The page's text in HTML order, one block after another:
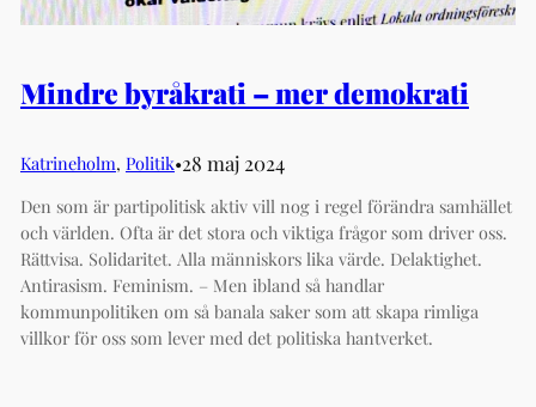
Mindre byråkrati – mer demokrati
Katrineholm, Politik•︎28 maj 2024
Den som är partipolitisk aktiv vill nog i regel förändra samhället
och världen. Ofta är det stora och viktiga frågor som driver oss.
Rättvisa. Solidaritet. Alla människors lika värde. Delaktighet.
Antirasism. Feminism. – Men ibland så handlar
kommunpolitiken om så banala saker som att skapa rimliga
villkor för oss som lever med det politiska hantverket.